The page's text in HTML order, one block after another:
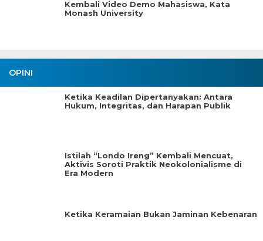
Kembali Video Demo Mahasiswa, Kata
Monash University
OPINI
Ketika Keadilan Dipertanyakan: Antara
Hukum, Integritas, dan Harapan Publik
Istilah “Londo Ireng” Kembali Mencuat,
Aktivis Soroti Praktik Neokolonialisme di
Era Modern
Ketika Keramaian Bukan Jaminan Kebenaran